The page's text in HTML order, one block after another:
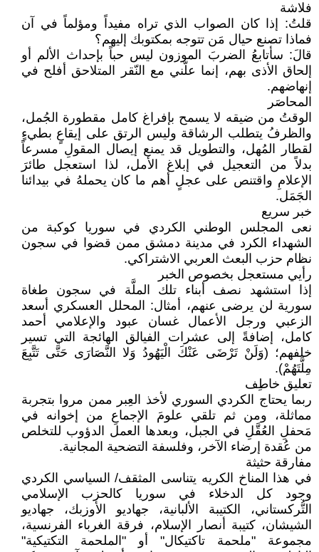
فلاشة
قلتُ: إذا كان الصواب الذي تراه مفيداً ومؤلماً في آن
فماذا تصنع حيال مَن تتوجه بمكتوبك إليهم؟
قالَ: سأتابعُ الضربَ الموزون ليس حباً بإحداث الألم أو
إلحاق الأذى بهم، إنما علّني مع النّقر المتلاحق أفلح في
إنهاضهم.
المحاصَر
الوقتُ من ضيقه لا يسمح بإفراغ كامل مقطورة الجُمل،
والظرفُ يتطلب الرشاقة وليس الرتق على إيقاعٍ بطيءٍ
لقطار المُهل، والتطويل قد يمنع إيصال المقولِ مسرعاً
بدلاً من التعجيل في إبلاغ الأمل، لذا استعجل طائرَ
الإعلامِ واقتنص على عجلٍ أهم ما كان يحملهُ في بيدائنا
الجَمَل.
خبر سريع
نعى المجلس الوطني الكردي في سوريا كوكبة من
الشهداء الكرد في مدينة دمشق ممن قضوا في سجون
نظام حزب البعث العربي الاشتراكي.
رأيي مستعجل بخصوص الخبر
إذا استشهد نصف أبناء تلك الملَّة في سجون طغاة
سورية لن يرضى عنهم، أمثال: المحلل العسكري أسعد
الزعبي ورجل الأعمال غسان عبود والإعلامي أحمد
كامل، إضافةً إلى عشرات الفيالق الهائجة التي تسير
خلفهم؛ (وَلَنْ تَرْضَى عَنْكَ الْيَهُودُ وَلا النَّصَارَى حَتَّى تَتَّبِعَ
مِلَّتَهُمْ).
تعليق خاطِف
ربما يحتاج الكردي السوري لأخذ العِبر ممن مروا بتجربة
مماثلة، ومن ثم تلقي علومَ الإجماعِ من إخوانه في
مَحفلِ العُقَّلِ في الجبل، وبعدها العمل الدؤوب للتخلص
من عُقدة إرضاء الآخر، وفلسفة التضحية المجانية.
مفارقة حثيثة
في هذا المناخ الكريه يتناسى المثقف/ السياسي الكردي
وجود كل الدخلاء في سوريا كالحزب الإسلامي
التُّركستاني، الكتيبة الألبانية، جهاديو الأوزبك، جهاديو
الشيشان، كتيبة أنصار الإسلام، فرقة الغرباء الفرنسية،
مجموعة "ملحمة تاكتيكال" أو "الملحمة التكتيكية"